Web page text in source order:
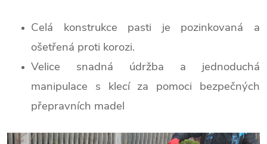
Celá konstrukce pasti je pozinkovaná a
ošetřená proti korozi.
Velice snadná údržba a jednoduchá
manipulace s klecí za pomoci bezpečných
přepravních madel